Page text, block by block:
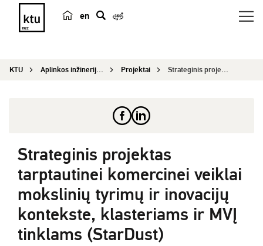
en
e
KTU Aplinkos inžinerijos institutas Projektai Strateginis projektas tarptautinei komercinei ve...
Strateginis projektas
tarptautinei komercinei veiklai
mokslinių tyrimų ir inovacijų
kontekste, klasteriams ir MVĮ
tinklams (StarDust)